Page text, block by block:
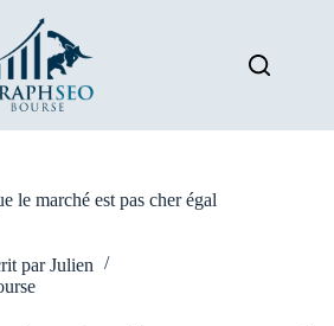
le marché est pas cher égal
par Julien